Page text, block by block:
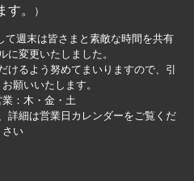
す。
）
て週末は皆さまと素敵な時間を共有
に変更いたしました。
るよう努めてまいりますので、引
願いいたします。
：木・金・土
詳細は営業日カレンダーをご覧くだ
さい